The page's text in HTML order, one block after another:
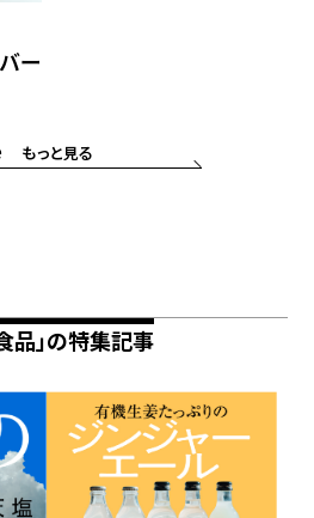
ー
もっと見る
品」の特集記事